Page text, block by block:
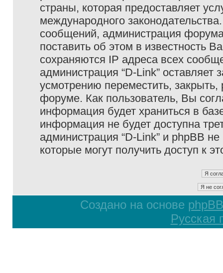
страны, которая предоставляет
международного
сообщений, администрация
поставить об этом в известность
сохраняются IP адреса всех
администрация “D-Link”
усмотрению переместить,
форуме. Как пользователь, Вы
информация будет храниться в
информация не будет доступна
администрация “D-Link” и phpBB
которые могут получить доступ к
Создано на основе phpBB
Русская